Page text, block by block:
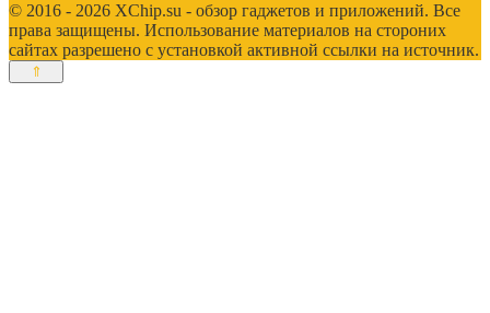
© 2016 - 2026 XChip.su - обзор гаджетов и приложений. Все
права защищены. Использование материалов на стороних
сайтах разрешено с установкой активной ссылки на источник.